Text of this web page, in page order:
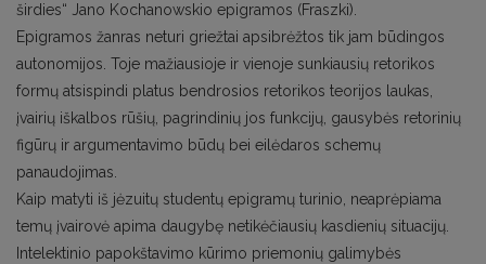
širdies“ Jano Kochanowskio epigramos (Fraszki).
Epigramos žanras neturi griežtai apsibrėžtos tik jam būdingos
autonomijos. Toje mažiausioje ir vienoje sunkiausių retorikos
formų atsispindi platus bendrosios retorikos teorijos laukas,
įvairių iškalbos rūšių, pagrindinių jos funkcijų, gausybės retorinių
figūrų ir argumentavimo būdų bei eilėdaros schemų
panaudojimas.
Kaip matyti iš jėzuitų studentų epigramų turinio, neaprėpiama
temų įvairovė apima daugybę netikėčiausių kasdienių situacijų.
Intelektinio papokštavimo kūrimo priemonių galimybės